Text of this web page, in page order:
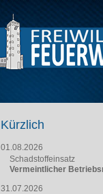
Kürzlich
01.08.2026
Schadstoffeinsatz
Vermeintlicher
31.07.2026